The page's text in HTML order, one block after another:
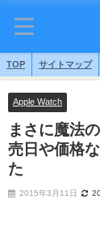
TOP サイトマップ
Apple Watch
まさに魔法
売日や価格
た
2015年3月11日